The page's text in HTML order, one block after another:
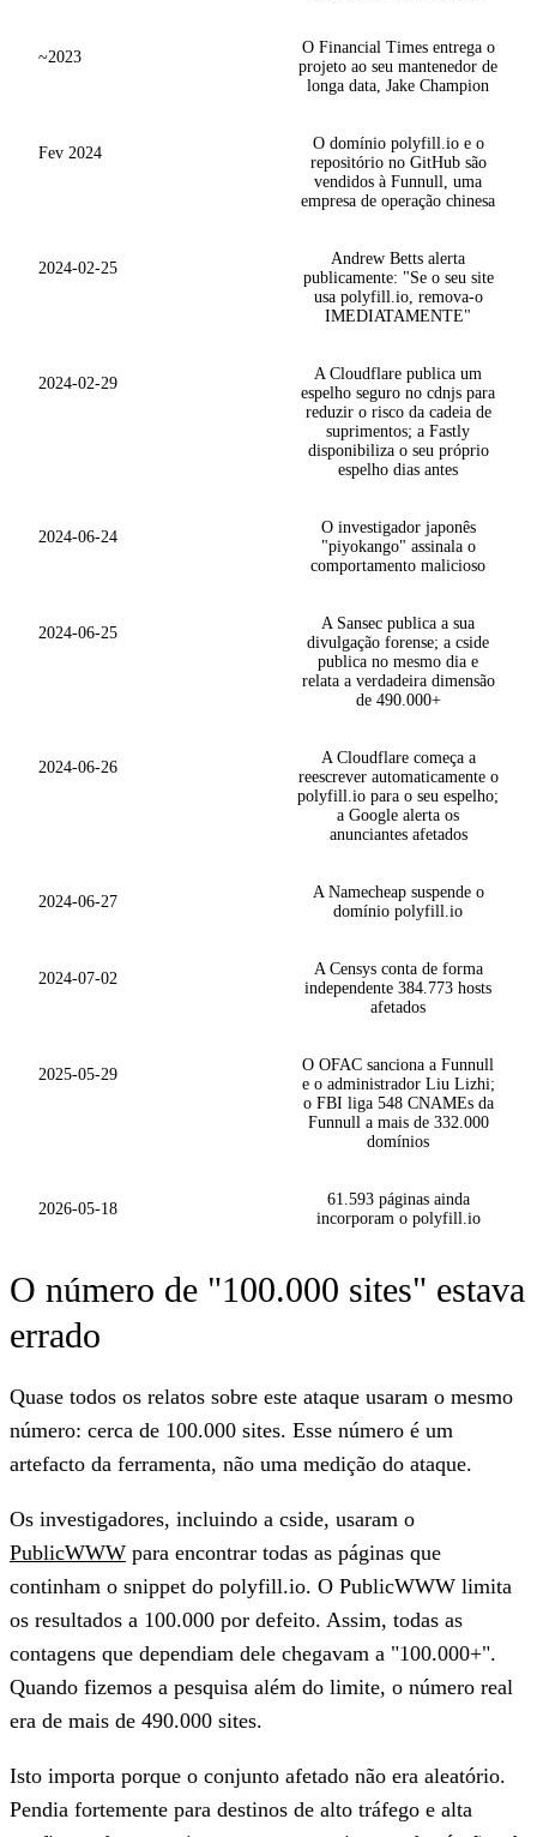
~2023
O Financial Times entrega o
projeto ao seu mantenedor de
longa data, Jake Champion
Fev 2024
O domínio polyfill.io e o
repositório no GitHub são
vendidos à Funnull, uma
empresa de operação chinesa
2024-02-25
Andrew Betts alerta
publicamente: "Se o seu site
usa polyfill.io, remova-o
IMEDIATAMENTE"
2024-02-29
A Cloudflare publica um
espelho seguro no cdnjs para
reduzir o risco da cadeia de
suprimentos; a Fastly
disponibiliza o seu próprio
espelho dias antes
2024-06-24
O investigador japonês
"piyokango" assinala o
comportamento malicioso
2024-06-25
A Sansec publica a sua
divulgação forense; a cside
publica no mesmo dia e
relata a verdadeira dimensão
de 490.000+
2024-06-26
A Cloudflare começa a
reescrever automaticamente o
polyfill.io para o seu espelho;
a Google alerta os
anunciantes afetados
2024-06-27
A Namecheap suspende o
domínio polyfill.io
2024-07-02
A Censys conta de forma
independente 384.773 hosts
afetados
2025-05-29
O OFAC sanciona a Funnull
e o administrador Liu Lizhi;
o FBI liga 548 CNAMEs da
Funnull a mais de 332.000
domínios
2026-05-18
61.593 páginas ainda
incorporam o polyfill.io
O número de "100.000 sites" estava
errado
Quase todos os relatos sobre este ataque usaram o mesmo
número: cerca de 100.000 sites. Esse número é um
artefacto da ferramenta, não uma medição do ataque.
Os investigadores, incluindo a cside, usaram o
PublicWWW para encontrar todas as páginas que
continham o snippet do polyfill.io. O PublicWWW limita
os resultados a 100.000 por defeito. Assim, todas as
contagens que dependiam dele chegavam a "100.000+".
Quando fizemos a pesquisa além do limite, o número real
era de mais de 490.000 sites.
Isto importa porque o conjunto afetado não era aleatório.
Pendia fortemente para destinos de alto tráfego e alta